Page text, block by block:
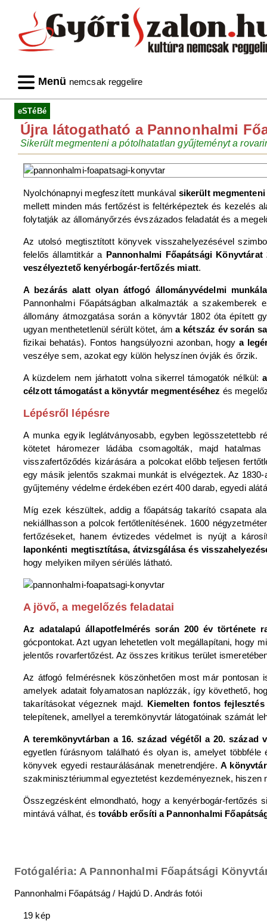
Menü nemcsak reggelire
eSTéBé
Újra látogatható a Pannonhalmi
Sikerült megmenteni a pótolhatatlan gyűjteményt a
Nyolchónapnyi megfeszített munkával sikerült
mellett minden más fertőzést is feltérképeztek és kezelés
folytatják az állományőrzés évszázados feladatát és a
Az utolsó megtisztított könyvek visszahelyezésével
felelős államtitkár a Pannonhalmi Főapátsági Könyvtárat
veszélyeztető kenyérbogár-fertőzés miatt.
A bezárás alatt olyan átfogó állományvédelmi
Pannonhalmi Főapátságban alkalmazták a
állomány átmozgatása során a könyvtár 1802 óta épített
ugyan menthetetlenül sérült kötet, áma kétszáz év során
fizikai behatás). Fontos hangsúlyozni azonban, hogy a
veszélye sem, azokat egy külön helyszínen óvják és őrzik.
A küzdelem nem járhatott volna sikerrel támogatók nélkül:
célzott támogatást a könyvtár megmentéséhez és
Lépésről lépésre
A munka egyik leglátványosabb, egyben legösszetettebb
kötetet háromezer ládába csomagolták, majd
visszafertőződés kizárására a polcokat előbb teljesen
egy másik jelentős szakmai munkát is elvégeztek. Az
gyűjtemény védelme érdekében ezért 400 darab, egyedi
Míg ezek készültek, addig a főapátság takarító csapata
nekiállhasson a polcok fertőtlenítésének. 1600
fertőzéseket, hanem évtizedes védelmet is nyújt a
laponkénti megtisztítása, átvizsgálása és
hogy melyiken milyen sérülés látható.
A jövő, a megelőzés feladatai
Az adatalapú állapotfelmérés során 200 év története
gócpontokat. Azt ugyan lehetetlen volt megállapítani, hogy
jelentős rovarfertőzést. Az összes kritikus terület
Az átfogó felmérésnek köszönhetően most már
amelyek adatait folyamatosan naplózzák, így követhető,
takarításokat végeznek majd. Kiemelten fontos
telepítenek, amellyel a teremkönyvtár látogatóinak számát
A teremkönyvtárban a 16. század végétől a 20.
egyetlen fúrásnyom található és olyan is, amelyet
könyvek egyedi restaurálásának menetrendjére. A
szakminisztériummal egyeztetést kezdeményeznek, hiszen
Összegzésként elmondható, hogy a kenyérbogár-
mintává válhat, és tovább erősíti a Pannonhalmi
Fotógaléria: A Pannonhalmi Főapátsági
Pannonhalmi Főapátság / Hajdú D. András fotói
19 kép